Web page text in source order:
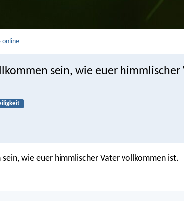
online
sein, wie euer himmlischer
wie euer himmlischer Vater vollkommen ist.